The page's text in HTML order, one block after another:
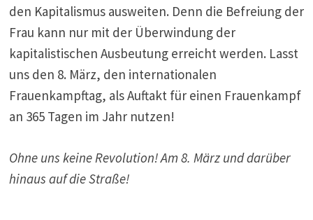
den Kapitalismus ausweiten. Denn die Befreiung der
Frau kann nur mit der Überwindung der
kapitalistischen Ausbeutung erreicht werden. Lasst
uns den 8. März, den internationalen
Frauenkampftag, als Auftakt für einen Frauenkampf
an 365 Tagen im Jahr nutzen!
Ohne uns keine Revolution! Am 8. März und darüber
hinaus auf die Straße!